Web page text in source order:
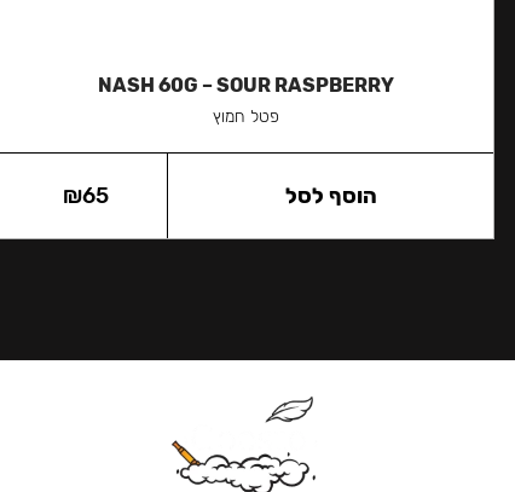
NASH 60G – SOUR RASPBERRY
פטל חמוץ
₪65 הוסף לסל